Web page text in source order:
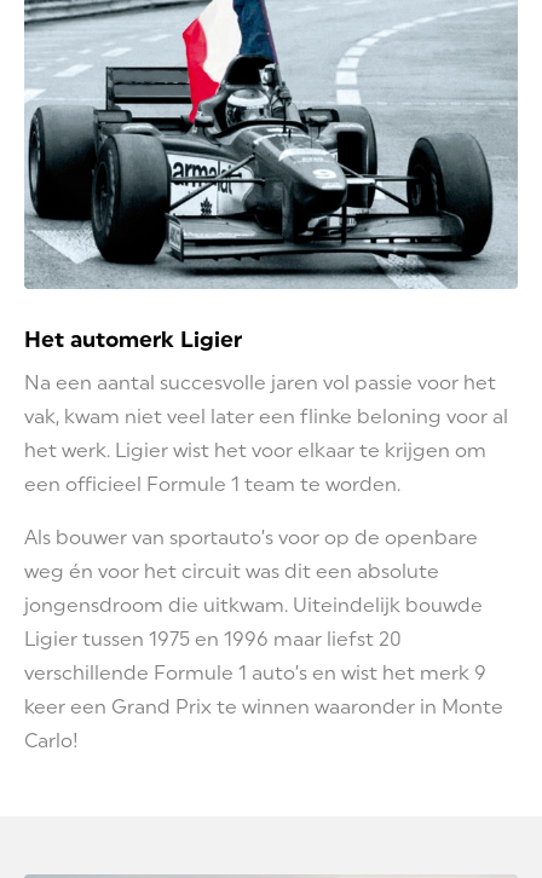
Het automerk Ligier
Na een aantal succesvolle jaren vol passie voor het
vak, kwam niet veel later een flinke beloning voor al
het werk. Ligier wist het voor elkaar te krijgen om
een officieel Formule 1 team te worden.
Als bouwer van sportauto’s voor op de openbare
weg én voor het circuit was dit een absolute
jongensdroom die uitkwam. Uiteindelijk bouwde
Ligier tussen 1975 en 1996 maar liefst 20
verschillende Formule 1 auto’s en wist het merk 9
keer een Grand Prix te winnen waaronder in Monte
Carlo!